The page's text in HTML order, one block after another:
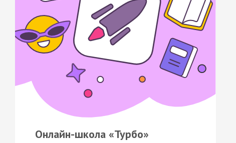
Онлайн-школа «Турбо»